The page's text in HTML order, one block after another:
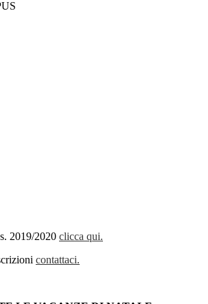
2019/2020 clicca qui.
contattaci.